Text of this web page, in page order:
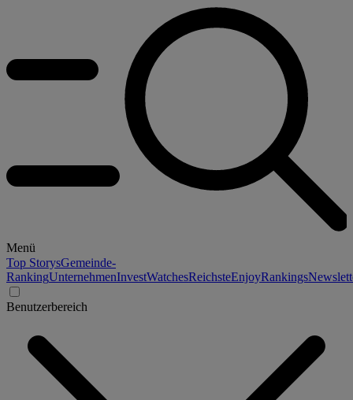
Menü
Top StorysGemeinde-
RankingUnternehmenInvestWatchesReichsteEnjoyRankings
Benutzerbereich